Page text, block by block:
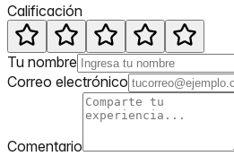
Calificación
Tu nombre
Correo electrónico
Comentario